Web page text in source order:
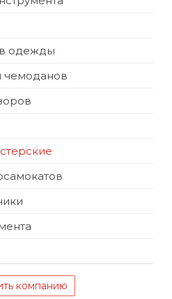
одежды
чемоданов
компанию